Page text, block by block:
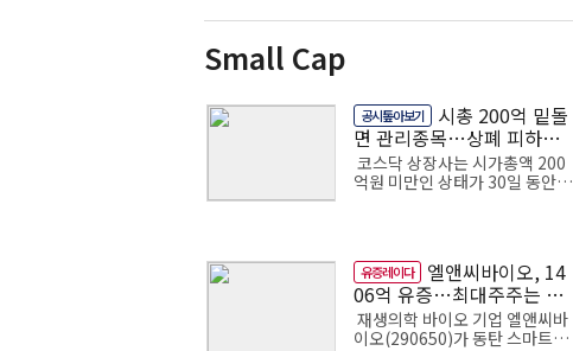
종 증권형 공모운용사 전환 목표
Small Cap
공시톺아보기 시총 200억 밑돌
면 관리종목…상폐 피하려
면
코스닥 상장사는 시가총액 200
억원 미만인 상태가 30일 동안 계
지 사유까지 ...
유증레이다 엘앤씨바이오, 14
06억 유증…최대주주는 절
반만 청약
재생의학 바이오 기업 엘앤씨바
이오(290650)가 동탄 스마트팩